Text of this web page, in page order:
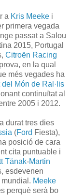
a Kris Meeke i
primera vegada
passat a Salou
2015, Portugal
Citroën Racing
en la qual
més vegades ha
Món de Ral·lis
continuïtat al
2005 i 2012.
durat tres dies
(Ford Fiesta),
posició de cara
cita puntuable i
Tänak-Martin
esdevenen
Meeke
perquè serà bo